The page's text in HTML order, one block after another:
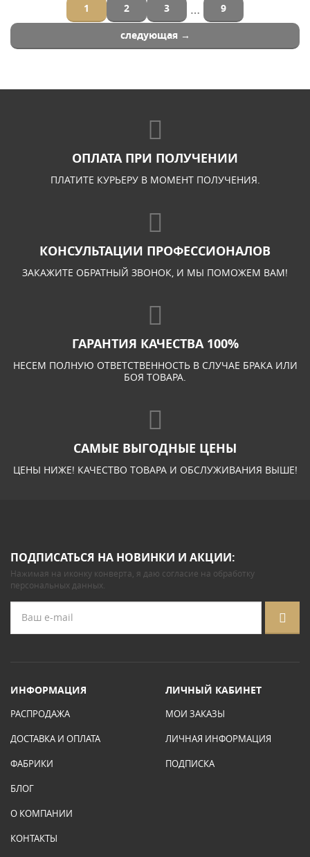
1 2 3 … 9
следующая →
ОПЛАТА ПРИ ПОЛУЧЕНИИ
ПЛАТИТЕ КУРЬЕРУ В МОМЕНТ ПОЛУЧЕНИЯ.
КОНСУЛЬТАЦИИ ПРОФЕССИОНАЛОВ
ЗАКАЖИТЕ ОБРАТНЫЙ ЗВОНОК, И МЫ ПОМОЖЕМ ВАМ!
ГАРАНТИЯ КАЧЕСТВА 100%
НЕСЕМ ПОЛНУЮ ОТВЕТСТВЕННОСТЬ В СЛУЧАЕ БРАКА ИЛИ
БОЯ ТОВАРА.
САМЫЕ ВЫГОДНЫЕ ЦЕНЫ
ЦЕНЫ НИЖЕ! КАЧЕСТВО ТОВАРА И ОБСЛУЖИВАНИЯ ВЫШЕ!
ПОДПИСАТЬСЯ НА НОВИНКИ И АКЦИИ:
Нажимая на иконку конверта, я даю согласие на обработку
персональных данных.
ИНФОРМАЦИЯ
РАСПРОДАЖА
ДОСТАВКА И ОПЛАТА
ФАБРИКИ
БЛОГ
О КОМПАНИИ
КОНТАКТЫ
ЛИЧНЫЙ КАБИНЕТ
МОИ ЗАКАЗЫ
ЛИЧНАЯ ИНФОРМАЦИЯ
ПОДПИСКА